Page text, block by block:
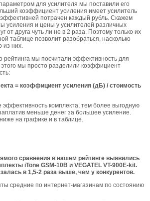
для усилителя мы поставили его
коэффициент усиления имеет усилитель
потрачен каждый рубль. Скажем
усиления и цены у усилителей различных
от друга чуть ли не в 2 раза. Поэтому только их
таблице позволит разобраться, насколько
из них.
рейтинга мы посчитали эффективность для
мы просто разделили коэффициент
= коэффициент усиления (дБ) / стоимость
комплекта, тем более выгодную
меньше денег за большее усиление.
на графике и в таблице.
сравнения в нашем рейтинге выявились
iTone GSM-10В и VEGATEL VT-900E-kit.
в 1,5-2 раза выше, чем у конкурентов.
средние по интернет-магазинам по состоянию